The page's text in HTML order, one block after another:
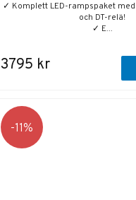
✓ Komplett LED-rampspaket
och DT-relä!
✓ E...
3795 kr
11